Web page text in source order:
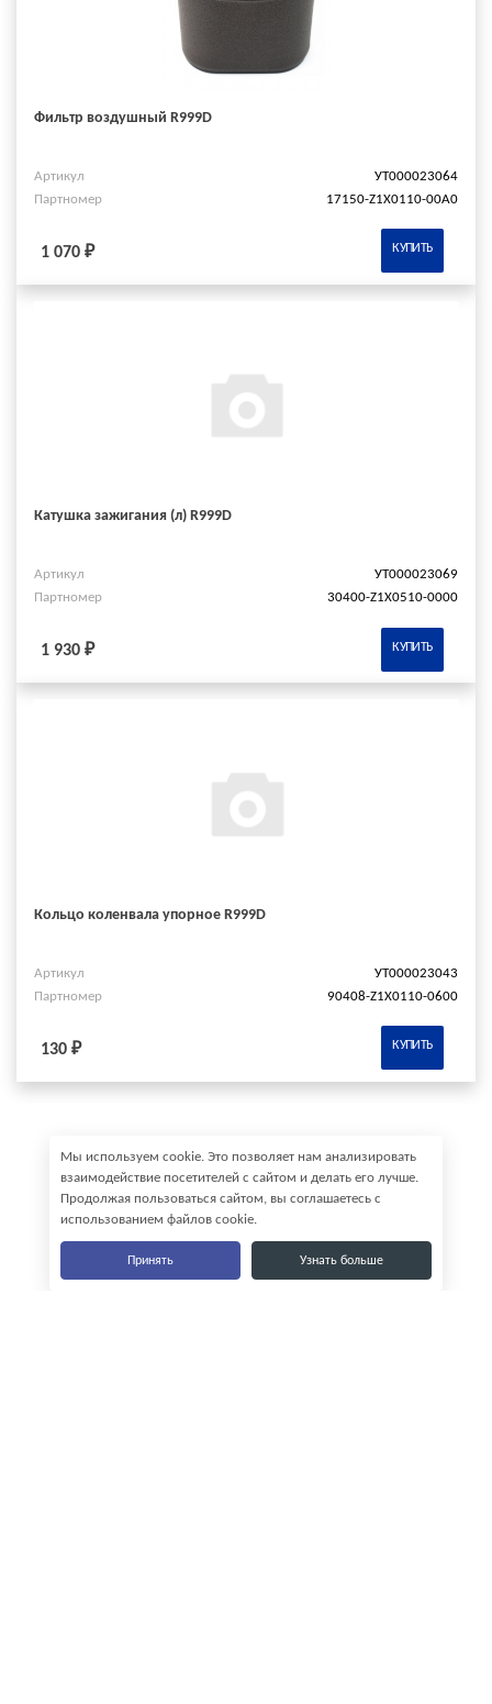
Фильтр воздушный R999D
Артикул
УТ000023064
Партномер
17150-Z1X0110-00A0
1 070 ₽ КУПИТЬ
Катушка зажигания (л) R999D
Артикул
УТ000023069
Партномер
30400-Z1X0510-0000
1 930 ₽ КУПИТЬ
Кольцо коленвала упорное R999D
Артикул
УТ000023043
Партномер
90408-Z1X0110-0600
130 ₽ КУПИТЬ
Мы используем cookie. Это позволяет нам анализировать
взаимодействие посетителей с сайтом и делать его лучше.
Продолжая пользоваться сайтом, вы соглашаетесь с
использованием файлов cookie.
Принять Узнать больше